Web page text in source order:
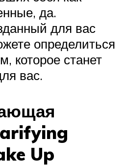
да.
для вас
определиться
которое станет
вас.
Up